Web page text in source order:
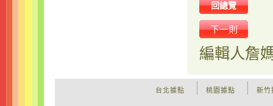
回總覽
下一則
編輯人詹
新竹
桃園據點
台北據點